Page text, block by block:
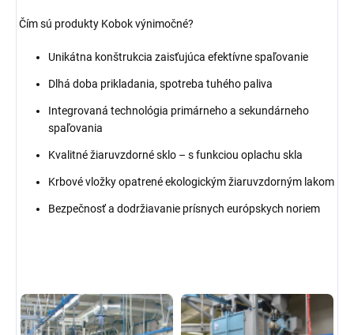
Čím sú produkty Kobok výnimočné?
Unikátna konštrukcia zaisťujúca efektívne spaľovanie
Dlhá doba prikladania, spotreba tuhého paliva
Integrovaná technológia primárneho a sekundárneho
spaľovania
Kvalitné žiaruvzdorné sklo – s funkciou oplachu skla
Krbové vložky opatrené ekologickým žiaruvzdorným lakom
Bezpečnosť a dodržiavanie prísnych európskych noriem